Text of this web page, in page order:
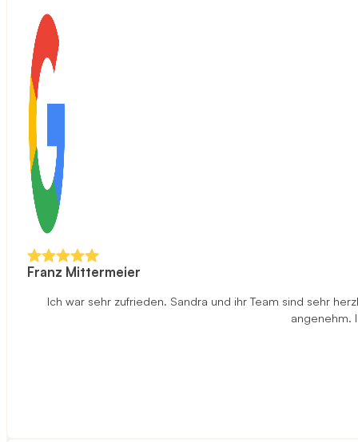
Franz Mittermeier
Ich war sehr zufrieden. Sandra und ihr Team sind sehr
angenehm.